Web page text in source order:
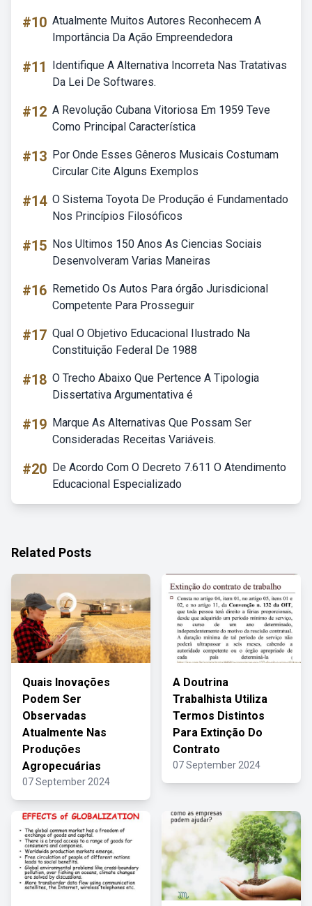
#10 Atualmente Muitos Autores Reconhecem A
Importância Da Ação Empreendedora
#11
Identifique A Alternativa Incorreta Nas Tratativas
Da Lei De Softwares.
#12 A Revolução Cubana Vitoriosa Em 1959 Teve
Como Principal Característica
#13 Por Onde Esses Gêneros Musicais Costumam
Circular Cite Alguns Exemplos
#14 O Sistema Toyota De Produção é Fundamentado
Nos Princípios Filosóficos
#15 Nos Ultimos 150 Anos As Ciencias Sociais
Desenvolveram Varias Maneiras
#16 Remetido Os Autos Para órgão Jurisdicional
Competente Para Prosseguir
#17 Qual O Objetivo Educacional Ilustrado Na
Constituição Federal De 1988
#18 O Trecho Abaixo Que Pertence A Tipologia
Dissertativa Argumentativa é
#19 Marque As Alternativas Que Possam Ser
Consideradas Receitas Variáveis.
#20 De Acordo Com O Decreto 7.611 O Atendimento
Educacional Especializado
Related Posts
Quais Inovações
Podem Ser
Observadas
Atualmente Nas
Produções
Agropecuárias
07 September 2024
A Doutrina
Trabalhista Utiliza
Termos Distintos
Para Extinção Do
Contrato
07 September 2024